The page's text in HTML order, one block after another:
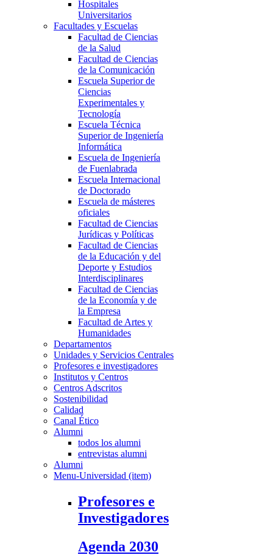
Hospitales
Universitarios
Facultades y Escuelas
Facultad de Ciencias
de la Salud
Facultad de Ciencias
de la Comunicación
Escuela Superior de
Ciencias
Experimentales y
Tecnología
Escuela Técnica
Superior de Ingeniería
Informática
Escuela de Ingeniería
de Fuenlabrada
Escuela Internacional
de Doctorado
Escuela de másteres
oficiales
Facultad de Ciencias
Jurídicas y Políticas
Facultad de Ciencias
de la Educación y del
Deporte y Estudios
Interdisciplinares
Facultad de Ciencias
de la Economía y de
la Empresa
Facultad de Artes y
Humanidades
Departamentos
Unidades y Servicios Centrales
Profesores e investigadores
Institutos y Centros
Centros Adscritos
Sostenibilidad
Calidad
Canal Ético
Alumni
todos los alumni
entrevistas alumni
Alumni
Menu-Universidad (item)
Profesores e
Investigadores
Agenda 2030